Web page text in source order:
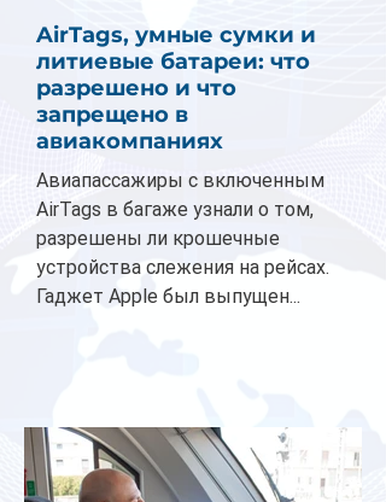
AirTags, умные сумки и
литиевые батареи: что
разрешено и что
запрещено в
авиакомпаниях
Авиапассажиры с включенным
AirTags в багаже узнали о том,
разрешены ли крошечные
устройства слежения на рейсах.
Гаджет Apple был выпущен...